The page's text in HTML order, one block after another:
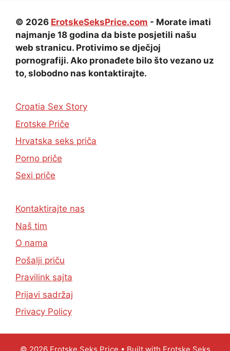
© 2026 ErotskeSeksPrice.com - Morate imati
najmanje 18 godina da biste posjetili našu
web stranicu. Protivimo se dječjoj
pornografiji. Ako pronađete bilo što vezano uz
to, slobodno nas kontaktirajte.
Croatia Sex Story
Erotske Priče
Hrvatska seks priča
Porno priče
Sexi priče
Kontaktirajte nas
Naš tim
O nama
Pošalji priču
Pravilink sajta
Prijavi sadržaj
Privacy Policy